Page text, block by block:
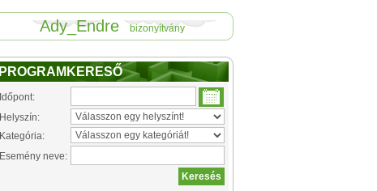
Ady_Endre bizonyítvány
PROGRAMKERESŐ
Időpont:
Helyszín:
Kategória:
Esemény neve: